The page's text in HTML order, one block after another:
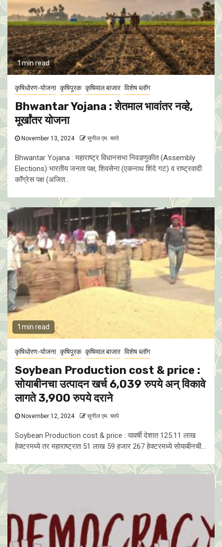
1 min read
कृषिधोरण-योजना कृषिपूरक कृषिमाल बाजार विशेष ब्लॉग
Bhwantar Yojana : शेतमाल भावांतर नव्हे,
मूर्खांतर याेजना
November 13, 2024 सुनील एम. चरपे
Bhwantar Yojana : महाराष्ट्र विधानसभा निवडणुकीत (Assembly
Elections) भारतीय जनता पक्ष, शिवसेना (एकनाथ शिंदे गट) व राष्ट्रवादी
काॅंग्रेस पक्ष (अजित...
1 min read
कृषिधोरण-योजना कृषिपूरक कृषिमाल बाजार विशेष ब्लॉग
Soybean Production cost & price :
साेयाबीनचा उत्पादन खर्च 6,039 रुपये अन् विकावे
लागते 3,900 रुपये दराने
November 12, 2024 सुनील एम. चरपे
Soybean Production cost & price : यावर्षी देशात 125.11 लाख
हेक्टरमध्ये तर महाराष्ट्रात 51 लाख 59 हजार 267 हेक्टरमध्ये साेयाबीनची...